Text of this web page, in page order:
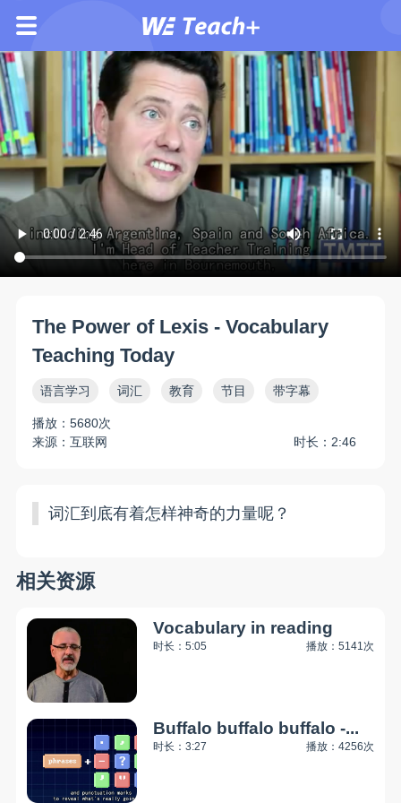
The Power of Lexis - Vocabulary
Teaching Today
语言学习 词汇 教育 节目 带字幕
播放：5680次
来源：互联网
时长：2:46
词汇到底有着怎样神奇的力量呢？
相关资源
Vocabulary in reading
时长：5:05 播放：5141次
Buffalo buffalo buffalo -...
时长：3:27 播放：4256次